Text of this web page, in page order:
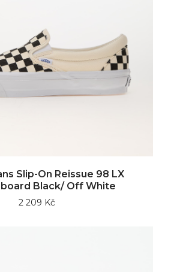
Slip-On Reissue 98 LX
Black/ Off White
2 209 Kč